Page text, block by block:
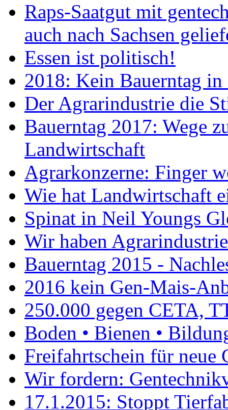
Raps-Saatgut mit
auch nach Sachsen
Essen ist politisch!
2018: Kein Bauerntag in
Der Agrarindustrie die
Bauerntag 2017: Wege
Landwirtschaft
Agrarkonzerne: Finger
Wie hat Landwirtschaft
Spinat in Neil Youngs
Wir haben
Bauerntag 2015 -
2016 kein Gen-Mais-
250.000 gegen CETA,
Boden • Bienen •
Freifahrtschein für neue
Wir fordern:
17.1.2015: Stoppt